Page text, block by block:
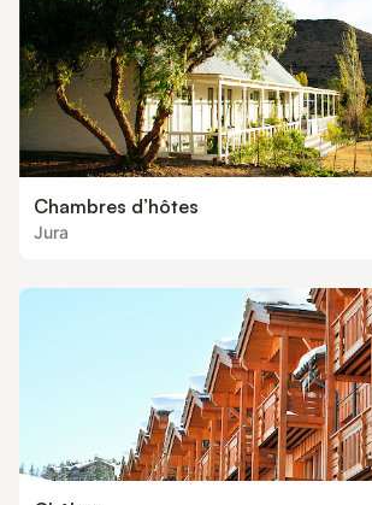
Chambres d’hôtes
Jura